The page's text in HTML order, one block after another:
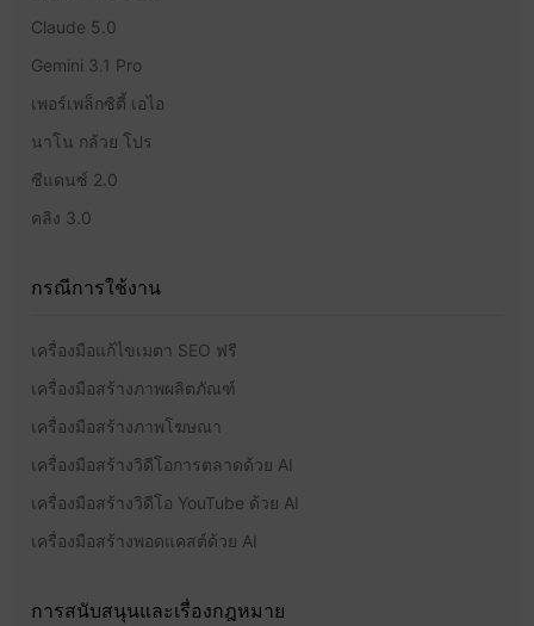
Claude 5.0
Gemini 3.1 Pro
เพอร์เพล็กซิตี้ เอไอ
นาโน กล้วย โปร
ซีแดนซ์ 2.0
คลิง 3.0
กรณีการใช้งาน
เครื่องมือแก้ไขเมตา SEO ฟรี
เครื่องมือสร้างภาพผลิตภัณฑ์
เครื่องมือสร้างภาพโฆษณา
เครื่องมือสร้างวิดีโอการตลาดด้วย AI
เครื่องมือสร้างวิดีโอ YouTube ด้วย AI
เครื่องมือสร้างพอดแคสต์ด้วย AI
การสนับสนุนและเรื่องกฎหมาย